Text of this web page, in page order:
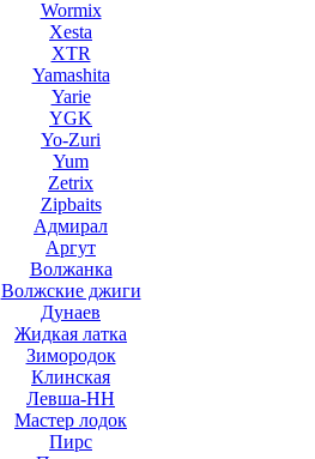
Wormix
Xesta
XTR
Yamashita
Yarie
YGK
Yo-Zuri
Yum
Zetrix
Zipbaits
Адмирал
Аргут
Волжанка
Волжские джиги
Дунаев
Жидкая латка
Зимородок
Клинская
Левша-НН
Мастер лодок
Пирс